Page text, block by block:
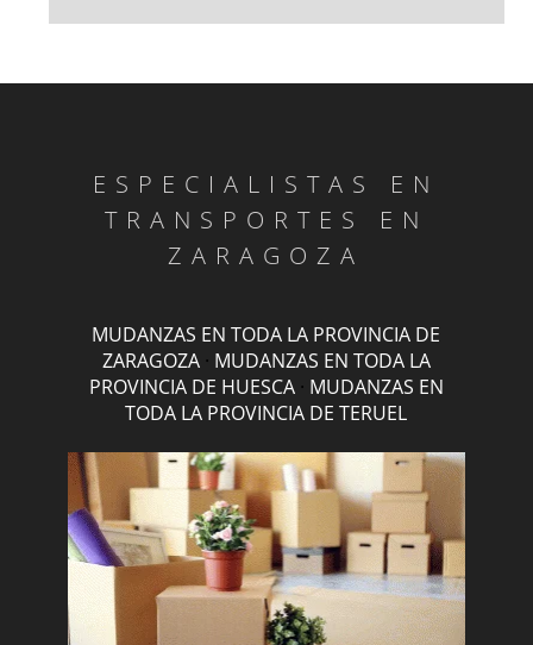
ESPECIALISTAS EN
TRANSPORTES EN
ZARAGOZA
MUDANZAS EN TODA LA PROVINCIA DE
ZARAGOZA· MUDANZAS EN TODA LA
PROVINCIA DE HUESCA· MUDANZAS EN
TODA LA PROVINCIA DE TERUEL